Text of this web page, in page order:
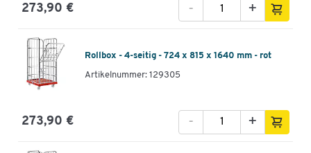
273,90 € +
-
Rollbox - 4-seitig - 724 x 815 x 1640 mm - rot
Artikelnummer: 129305
273,90 € +
-